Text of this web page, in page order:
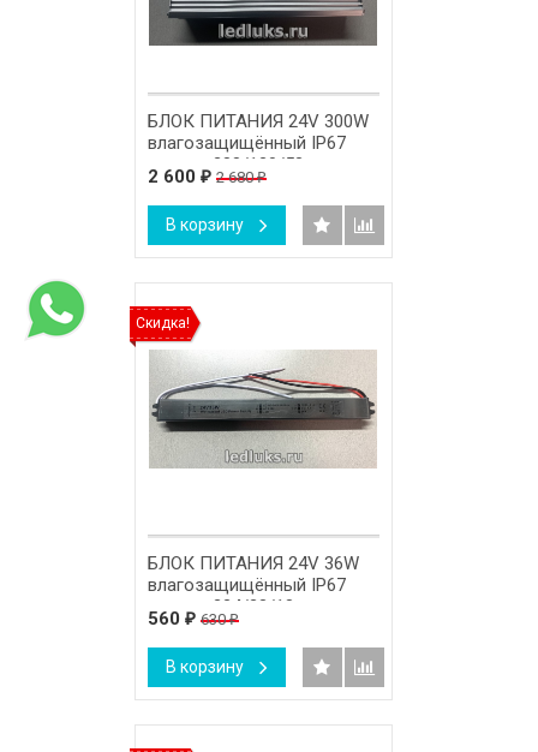
БЛОК ПИТАНИЯ 24V 300W
влагозащищённый IP67
размер 288/120/53 мм.
2 600 ₽ 2 680₽
В корзину
Скидка!
БЛОК ПИТАНИЯ 24V 36W
влагозащищённый IP67
размер 224/23/18 мм.
560 ₽ 630₽
В корзину